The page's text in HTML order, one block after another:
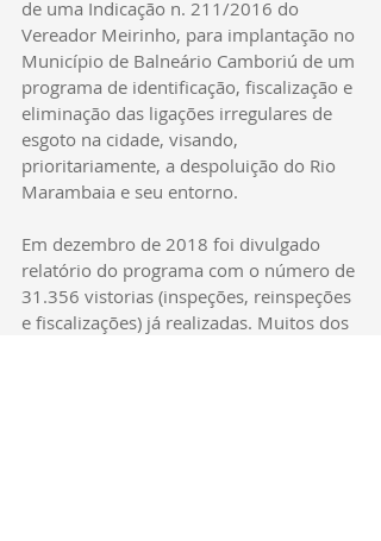
de uma Indicação n. 211/2016 do
Vereador Meirinho, para implantação no
Município de Balneário Camboriú de um
programa de identificação, fiscalização e
eliminação das ligações irregulares de
esgoto na cidade, visando,
prioritariamente, a despoluição do Rio
Marambaia e seu entorno.
Em dezembro de 2018 foi divulgado
relatório do programa com o número de
31.356 vistorias (inspeções, reinspeções
e fiscalizações) já realizadas. Muitos dos